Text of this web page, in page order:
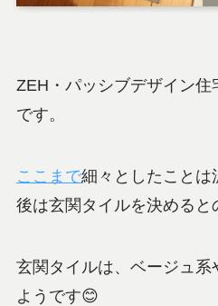
ZEH・パッシブデザイン
です。
ここまで細々としたことは
後は玄関タイルを決めると
玄関タイルは、ベージュ
ようです😊